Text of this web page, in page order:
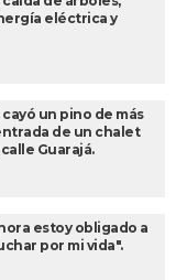
eléctrica y
un pino de más
de un chalet
Guarajá.
estoy obligado a
por mi vida".